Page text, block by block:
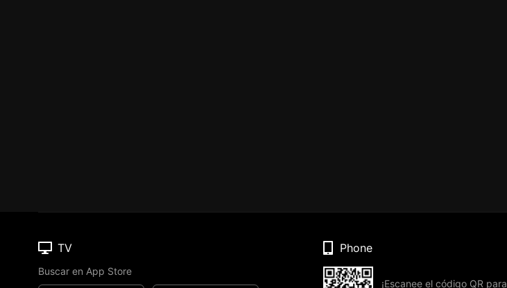
TV
Buscar en App Store
Phone
¡Escanee el código QR para